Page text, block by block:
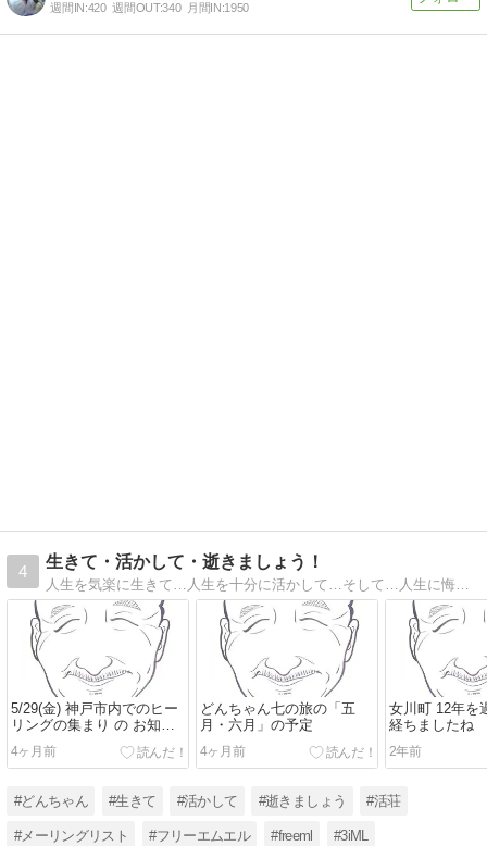
週間IN:420 週間OUT:340 月間IN:1950
4
生きて・活かして・逝きましょう！
人生を気楽に生きて…人生を十分に活かして…そして…人生に悔いを残すことなく、安らかな心で逝く
5/29(金) 神戸市内でのヒー
リングの集まり の お知ら
4ヶ月前
どんちゃん七の旅の「五
月・六月」の予定
4ヶ月前
女川町 12年を
経ちましたね
2年前
#どんちゃん #生きて #活かして #逝きましょう #活荘
#メーリングリスト #フリーエムエル #freeml #3iML